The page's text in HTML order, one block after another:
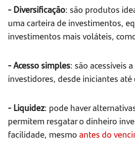
- Diversificação: são produtos
uma carteira de investimentos,
investimentos mais voláteis,
- Acesso simples: são acessíveis
investidores, desde iniciantes até
- Liquidez: pode haver
permitem resgatar o dinheiro
facilidade, mesmo antes do